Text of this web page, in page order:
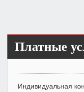
Платные
Индивидуальная